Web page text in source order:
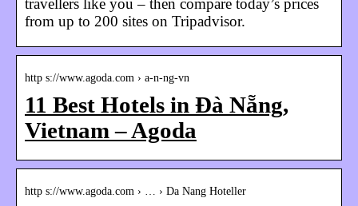
travellers like you – then compare today’s prices
from up to 200 sites on Tripadvisor.
http s://www.agoda.com › a-n-ng-vn
11 Best Hotels in Đà Nẵng,
Vietnam – Agoda
http s://www.agoda.com › … › Da Nang Hoteller